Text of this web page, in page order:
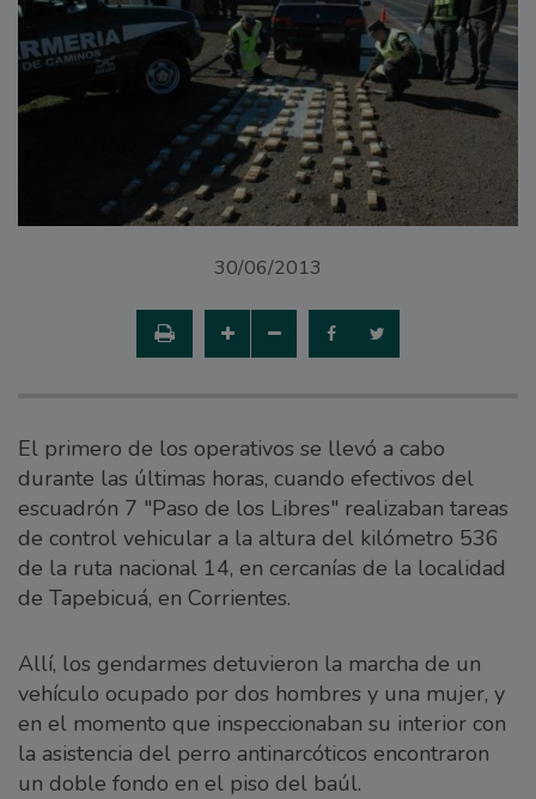
30/06/2013
El primero de los operativos se llevó a cabo
durante las últimas horas, cuando efectivos del
escuadrón 7 "Paso de los Libres" realizaban tareas
de control vehicular a la altura del kilómetro 536
de la ruta nacional 14, en cercanías de la localidad
de Tapebicuá, en Corrientes.
Allí, los gendarmes detuvieron la marcha de un
vehículo ocupado por dos hombres y una mujer, y
en el momento que inspeccionaban su interior con
la asistencia del perro antinarcóticos encontraron
un doble fondo en el piso del baúl.